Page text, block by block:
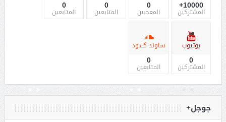
10000+
المشتركين
0
المعجبين
0
المتابعين
0
المتابعين
يوتيوب
0
المشتركين
ساوند كلاود
0
المتابعين
جوجل+